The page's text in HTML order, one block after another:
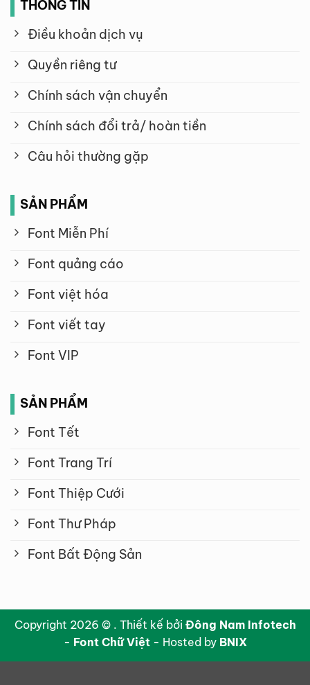
THÔNG TIN
Điều khoản dịch vụ
Quyền riêng tư
Chính sách vận chuyển
Chính sách đổi trả/ hoàn tiền
Câu hỏi thường gặp
SẢN PHẨM
Font Miễn Phí
Font quảng cáo
Font việt hóa
Font viết tay
Font VIP
SẢN PHẨM
Font Tết
Font Trang Trí
Font Thiệp Cưới
Font Thư Pháp
Font Bất Động Sản
Copyright 2026 © . Thiết kế bởi Đông Nam Infotech
- Font Chữ Việt- Hosted by BNIX